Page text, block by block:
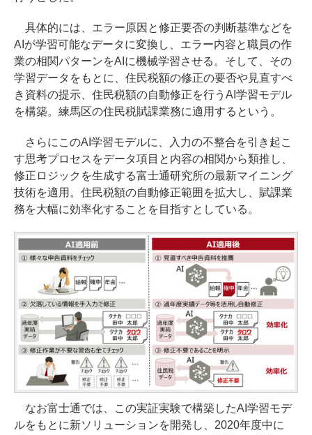
具体的には、エラー原因と修正要否の判断基準などを
AIが学習可能なデータに変換し、エラー内容と職員の作
業の相関パターンをAIに機械学習させる。そして、その
学習データをもとに、住民税額の修正の要否や見直すべ
き資料の提示、住民税額の自動修正を行うAI学習モデル
を構築。練馬区の住民税賦課業務に適用するという。
さらにこのAI学習モデルに、入力の不整合を引き起こ
す思考プロセスをデータ項目と内容の相関から類推し、
修正ロジックを生成する富士通研究所の最新マイニング
技術を適用。住民税額の自動修正範囲を拡大し、賦課業
務を大幅に効率化することを目指すとしている。
なお富士通では、この実証実験で構築したAI学習モデ
ルをもとに新ソリューションを開発し、2020年度中に